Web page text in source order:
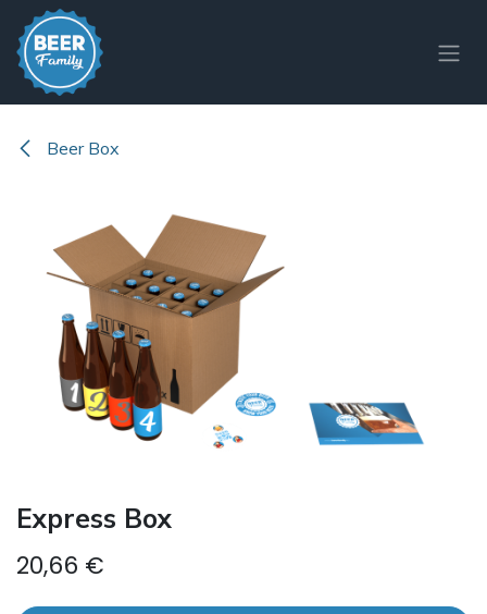
Overslaan naar inhoud
Beer Box
Express Box
20,66 €